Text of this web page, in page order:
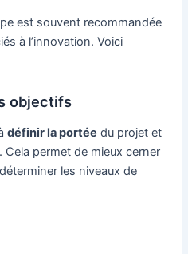
est souvent recommandée
à l’innovation. Voici
objectifs
définir la portée du projet et
Cela permet de mieux cerner
les niveaux de